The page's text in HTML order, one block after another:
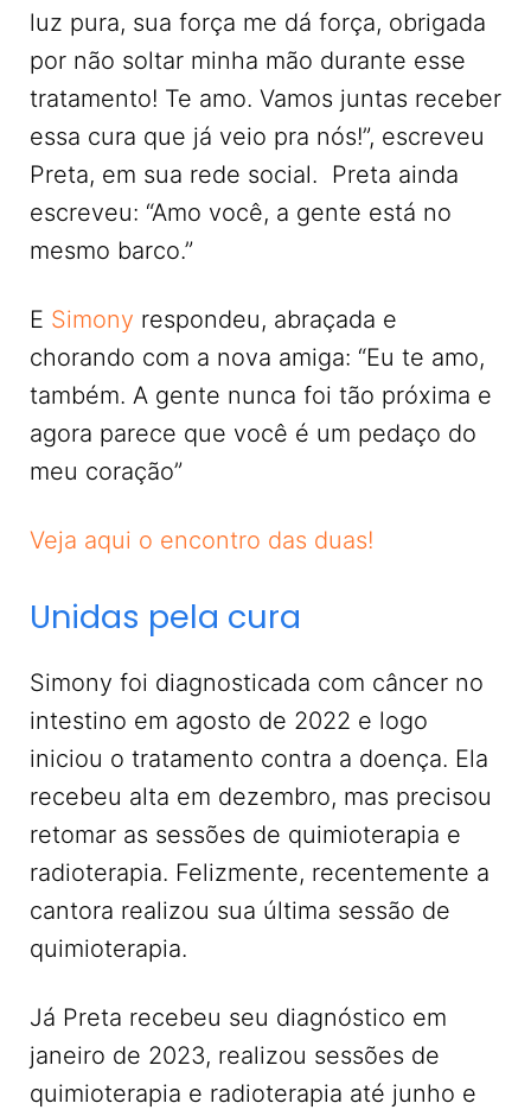
luz pura, sua força me dá força, obrigada
por não soltar minha mão durante esse
tratamento! Te amo. Vamos juntas receber
essa cura que já veio pra nós!”, escreveu
Preta, em sua rede social. Preta ainda
escreveu: “Amo você, a gente está no
mesmo barco.”
E Simony respondeu, abraçada e
chorando com a nova amiga: “Eu te amo,
também. A gente nunca foi tão próxima e
agora parece que você é um pedaço do
meu coração”
Veja aqui o encontro das duas!
Unidas pela cura
Simony foi diagnosticada com câncer no
intestino em agosto de 2022 e logo
iniciou o tratamento contra a doença. Ela
recebeu alta em dezembro, mas precisou
retomar as sessões de quimioterapia e
radioterapia. Felizmente, recentemente a
cantora realizou sua última sessão de
quimioterapia.
Já Preta recebeu seu diagnóstico em
janeiro de 2023, realizou sessões de
quimioterapia e radioterapia até junho e